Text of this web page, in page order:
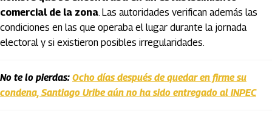
comercial de la zona. Las autoridades verifican además las
condiciones en las que operaba el lugar durante la jornada
electoral y si existieron posibles irregularidades.
No te lo pierdas: Ocho días después de quedar en firme su
condena, Santiago Uribe aún no ha sido entregado al INPEC